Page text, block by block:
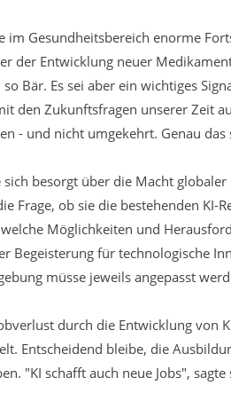
im Gesundheitsbereich enorme
der Entwicklung neuer
Bär. Es sei aber ein wichtiges
den Zukunftsfragen unserer Zeit
- und nicht umgekehrt. Genau das
sich besorgt über die Macht
Frage, ob sie die bestehenden KI-
Möglichkeiten und
Begeisterung für technologische
müsse jeweils angepasst
durch die Entwicklung von
Entscheidend bleibe, die
"KI schafft auch neue Jobs", sagte